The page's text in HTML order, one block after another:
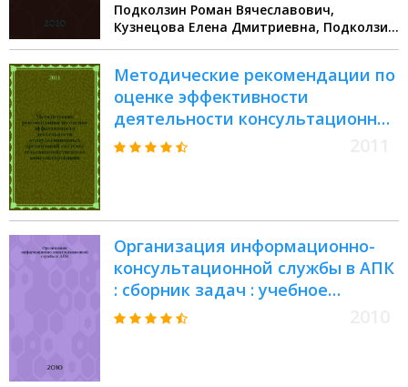
030500.06 "Профессиональное
обучение. Информатика,
вычислительная техника и
компьютерные технологии")
Подколзин Роман Вячеславович,
Кузнецова Елена Дмитриевна, Подколзин
Методические рекомендации по
оценке эффективности
деятельности консультационных
организаций системы
Организация информационно-
консультационной службы в АПК
: сборник задач : учебное
пособие для студентов высших